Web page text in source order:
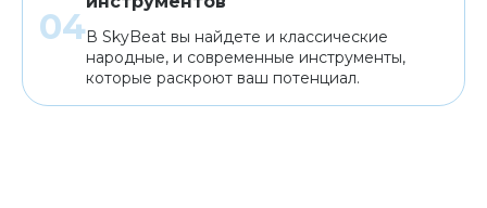
В SkyBeat вы найдете и классические
народные, и современные инструменты,
которые раскроют ваш потенциал.